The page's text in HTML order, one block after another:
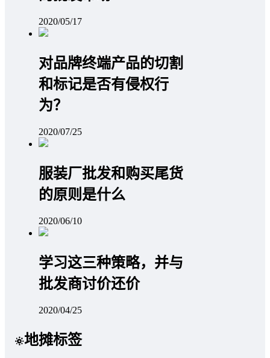
2020/05/17
对品牌终端产品的切割
和标记是否有侵权行
为？
2020/07/25
服装厂批发和购买尾货
的原则是什么
2020/06/10
学习这三种策略，并与
批发商讨价还价
2020/04/25
地摊标签